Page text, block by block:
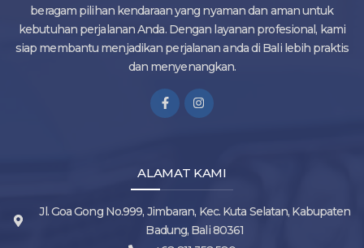
beragam pilihan kendaraan yang nyaman dan aman untuk
kebutuhan perjalanan Anda. Dengan layanan profesional, kami
siap membantu menjadikan perjalanan anda di Bali lebih praktis
dan menyenangkan.
ALAMAT KAMI
Jl. Goa Gong No.999, Jimbaran, Kec. Kuta Selatan, Kabupaten
Badung, Bali 80361